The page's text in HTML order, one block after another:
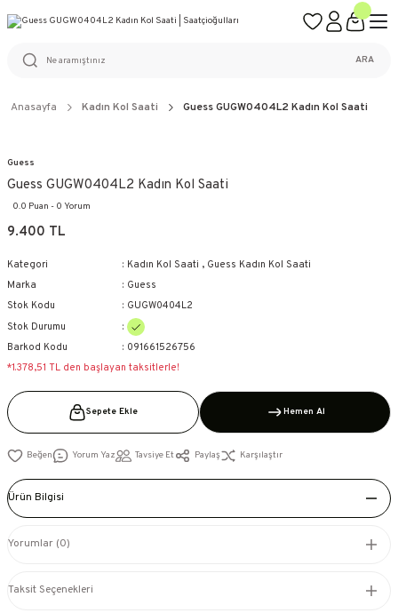
%100 ORİJİNAL ÜRÜN GARANTİSİ
ARA
Anasayfa Kadın Kol Saati Guess GUGW0404L2 Kadın Kol Saati
Guess
Guess GUGW0404L2 Kadın Kol Saati
0.0 Puan - 0 Yorum
9.400 TL
Kategori Kadın Kol Saati , Guess Kadın Kol Saati
Marka
Guess
Stok Kodu
GUGW0404L2
Stok Durumu
Barkod Kodu
091661526756
*1.378,51 TL den başlayan taksitlerle!
Sepete Ekle Hemen Al
Yorum Yaz Tavsiye Et Paylaş Karşılaştır
Ürün Bilgisi
Yorumlar (0)
Taksit Seçenekleri